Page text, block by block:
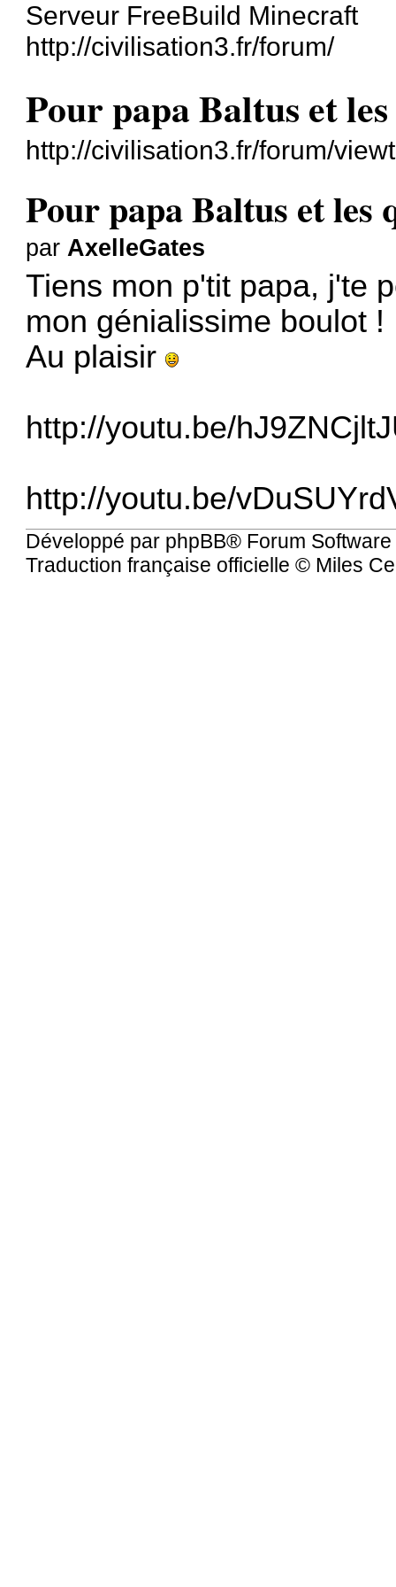
Serveur FreeBuild Minecraft
http://civilisation3.fr/forum/
Pour papa Baltus et
http://civilisation3.fr/forum/
Pour papa Baltus et les
par AxelleGates
Tiens mon p'tit papa, j'te
mon génialissime boulot !
Au plaisir
http://youtu.be/
http://youtu.be/
Développé par phpBB® Forum
Traduction française officielle © Miles